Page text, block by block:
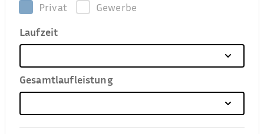
Privat
Gewerbe
Laufzeit
Gesamtlaufleistung